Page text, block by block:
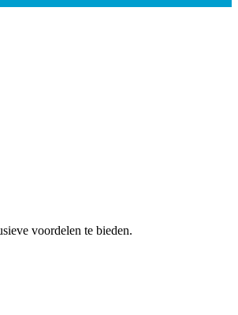
voordelen te bieden.